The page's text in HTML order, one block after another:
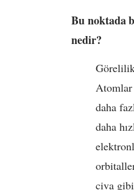
Bu noktada
nedir?
Görelilik
Atomlar
daha
daha
civa